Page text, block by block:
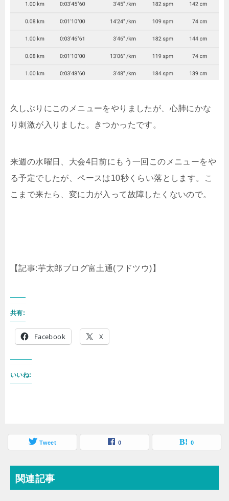
久しぶりにこのメニューをやりましたが、心肺にかな
り刺激が入りました。きつかったです。
来週の水曜日、大会4日前にもう一回このメニューをや
る予定でしたが、ペースは10秒くらい落とします。こ
こまで来たら、変に力が入って故障したくないので。
【記事:芋太郎ブログ富土通(フドツウ)】
共有:
Facebook X
いいね:
Tweet 0 0
関連記事